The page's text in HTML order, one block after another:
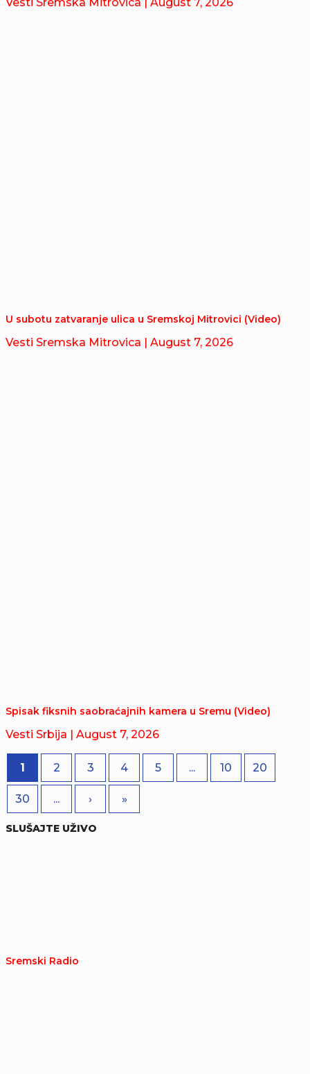
Vesti Sremska Mitrovica | August 7, 2026
U subotu zatvaranje ulica u Sremskoj Mitrovici (Video)
Vesti Sremska Mitrovica | August 7, 2026
Spisak fiksnih saobraćajnih kamera u Sremu (Video)
Vesti Srbija | August 7, 2026
1 2 3 4 5 ... 10 20
30 ... › »
SLUŠAJTE UŽIVO
Sremski Radio